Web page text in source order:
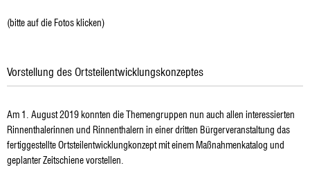
(bitte auf die Fotos klicken)
Vorstellung des Ortsteilentwicklungskonzeptes
Am 1. August 2019 konnten die Themengruppen nun auch allen interessierten
Rinnenthalerinnen und Rinnenthalern in einer dritten Bürgerveranstaltung das
fertiggestellte Ortsteilentwicklungkonzept mit einem Maßnahmenkatalog und
geplanter Zeitschiene vorstellen.